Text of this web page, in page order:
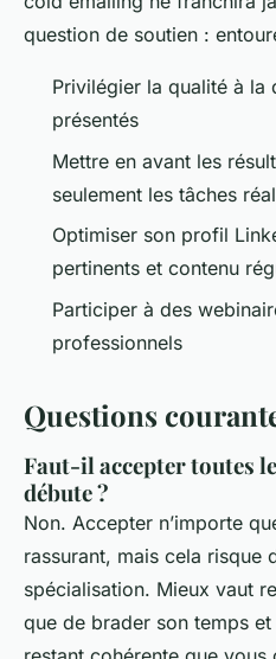
question de soutien :
Privilégier la qualité à la
présentés
Mettre en avant les
seulement les tâches
Optimiser son profil
pertinents et contenu
Participer à des
professionnels
Questions
Faut-il accepter toutes
débute ?
Non. Accepter n’importe
rassurant, mais cela risque
spécialisation. Mieux vaut
que de brader son temps et